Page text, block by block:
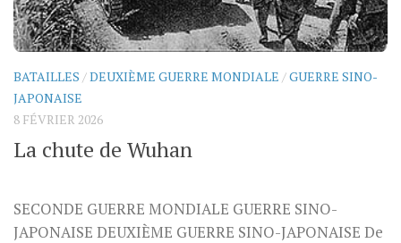
BATAILLES /DEUXIÈME GUERRE MONDIALE /GUERRE SINO-
JAPONAISE
8 FÉVRIER 2026
La chute de Wuhan
SECONDE GUERRE MONDIALE GUERRE SINO-
JAPONAISE DEUXIÈME GUERRE SINO-JAPONAISE De